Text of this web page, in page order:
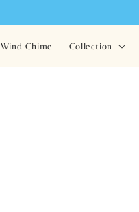
Wind Chime Collection